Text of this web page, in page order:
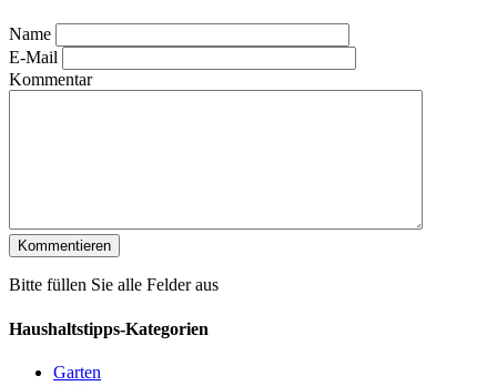
Name
E-Mail
Kommentar
Bitte füllen Sie alle Felder aus
Haushaltstipps-Kategorien
Garten